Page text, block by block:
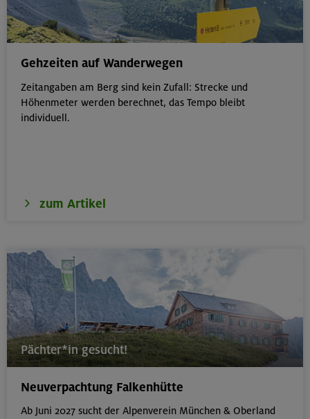
Klettertreff Kids in den Sommerferien für 8-12 Jährige
Gilching
18.08.26
Klettertreff Kids in den Sommerferien für 8-12 Jährige
18.08.26
München
19.08.26
Schnupperkletterkurs indoor
Gehzeiten auf Wanderwegen
Zeitangaben am Berg sind kein Zufall: Strecke und
Höhenmeter werden berechnet, das Tempo bleibt
individuell.
zum Artikel
Pächter*in gesucht!
Neuverpachtung Falkenhütte
Ab Juni 2027 sucht der Alpenverein München & Oberland